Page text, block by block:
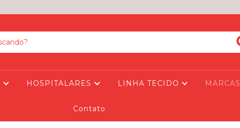
HOSPITALARES LINHA TECIDO MARCAS
Contato